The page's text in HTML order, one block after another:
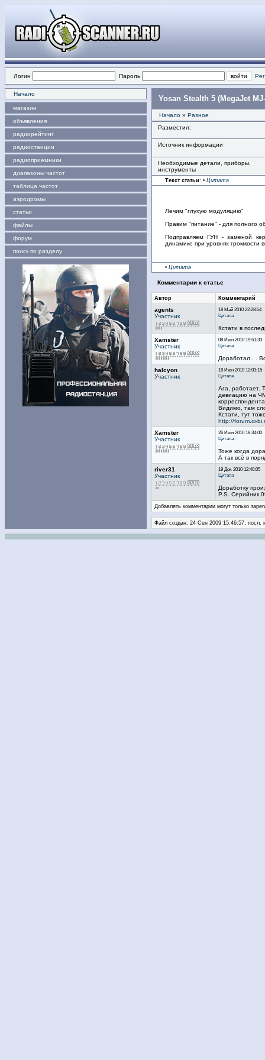
Логин Пароль
Начало
магазин
объявления
радиорейтинг
радиостанции
радиоприемники
диапазоны частот
таблица частот
аэродромы
статьи
файлы
форум
поиск по разделу
Yosan Stealth 5 (MegaJet
Начало » Разное
Разместил:
Источник информации
Необходимые детали, приборы,
инструменты
Текст статьи: • Цитата
Лечим "глухую модуляцию"
Правим "питание" - для полного
Подправляем ГУН - заменой
динамике при уровнях громкости
• Цитата
Комментарии к статье
Автор Комментарий
agents
Участник
18 Май 2010 22:28:54
Цитата
Кстати в
Xamster
Участник
08 Июн 2010 19:51:33
Цитата
Доработал.. .
halcyon
Участник
18 Июн 2010 12:03:15
Цитата
Ага, работает.
девиацию на
Видимо, там
Кстати, тут
http://forum.ci-
Xamster
Участник
26 Июн 2010 18:34:00
Цитата
Тоже когда
А так всё в
river31
Участник
19 Дек 2010 12:40:05
Цитата
Доработку
P.S. Серийник
Добавлять комментарии могут только
Файл создан: 24 Сен 2009 15:46:57, посл.